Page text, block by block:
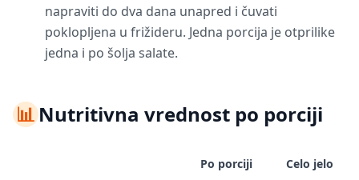
napraviti do dva dana unapred i čuvati
poklopljena u frižideru. Jedna porcija je otprilike
jedna i po šolja salate.
📊Nutritivna vrednost po porciji
Po porciji Celo jelo